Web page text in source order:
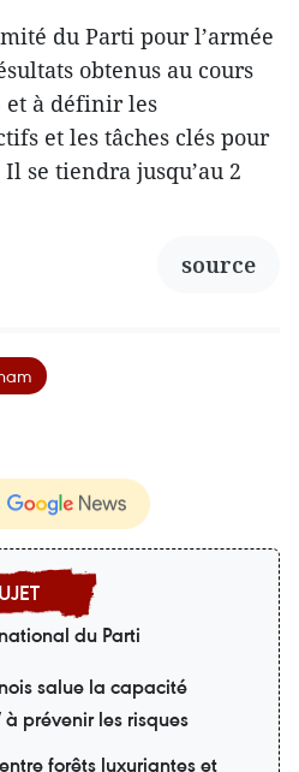
du Parti pour l’armée
obtenus au cours
et à définir les
et les tâches clés pour
se tiendra jusqu’au 2
source
du Parti
salue la capacité
prévenir les risques
forêts luxuriantes et